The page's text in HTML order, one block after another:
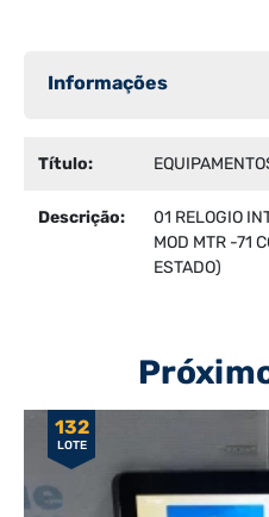
Informações
Título:
Descrição:
01 RELOGIO
MOD MTR -71
ESTADO)
132
LOTE